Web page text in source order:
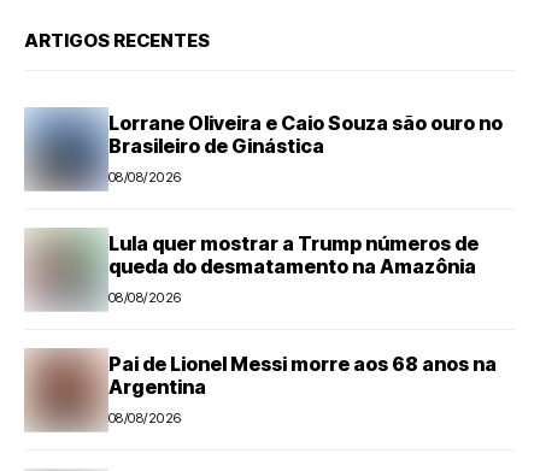
ARTIGOS RECENTES
Lorrane Oliveira e Caio Souza são ouro no
Brasileiro de Ginástica
08/08/2026
Lula quer mostrar a Trump números de
queda do desmatamento na Amazônia
08/08/2026
Pai de Lionel Messi morre aos 68 anos na
Argentina
08/08/2026